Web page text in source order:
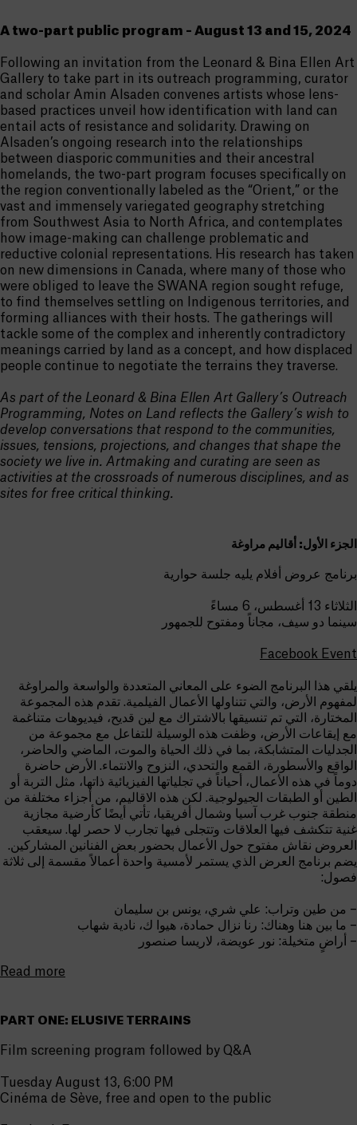
A two-part public program – August 13 and 15, 2024
Following an invitation from the Leonard & Bina Ellen Art
Gallery to take part in its outreach programming, curator
and scholar Amin Alsaden convenes artists whose lens-
based practices unveil how identification with land can
entail acts of resistance and solidarity. Drawing on
Alsaden’s ongoing research into the relationships
between diasporic communities and their ancestral
homelands, the two-part program focuses specifically on
the region conventionally labeled as the “Orient,” or the
vast and immensely variegated geography stretching
from Southwest Asia to North Africa, and contemplates
how image-making can challenge problematic and
reductive colonial representations. His research has taken
on new dimensions in Canada, where many of those who
were obliged to leave the SWANA region sought refuge,
to find themselves settling on Indigenous territories, and
forming alliances with their hosts. The gatherings will
tackle some of the complex and inherently contradictory
meanings carried by land as a concept, and how displaced
people continue to negotiate the terrains they traverse.
As part of the Leonard & Bina Ellen Art Gallery’s Outreach
Programming, Notes on Land reflects the Gallery’s wish to
develop conversations that respond to the communities,
issues, tensions, projections, and changes that shape the
society we live in. Artmaking and curating are seen as
activities at the crossroads of numerous disciplines, and as
sites for free critical thinking.
الجزء الأول: أقاليم مراوغة
برنامج عروض أفلام يليه جلسة حوارية
الثلاثاء 13 أغسطس، 6 مساءً
سينما دو سيف، مجاناً ومفتوح للجمهور
Facebook Event
يلقي هذا البرنامج الضوء على المعاني المتعددة والواسعة والمراوغة
لمفهوم الأرض، والتي تتناولها الأعمال الفيلمية. تقدم هذه المجموعة
المختارة، التي تم تنسيقها بالاشتراك مع لين قديح، فيديوهات متناغمة
مع إيقاعات الأرض، وظفت هذه الوسيلة للتفاعل مع مجموعة من
الجدليات المتشابكة، بما في ذلك الحياة والموت، الماضي والحاضر،
الواقع والأسطورة، القمع والتحدي، النزوح والانتماء. الأرض حاضرة
دوماً في هذه الأعمال، أحياناً في تجلياتها الفيزيائية ذاتها، مثل التربة أو
الطين أو الطبقات الجيولوجية. لكن هذه الاقاليم، من أجزاء مختلفة من
منطقة جنوب غرب آسيا وشمال أفريقيا، تأتي أيضًا كأرضية مجازية
غنية تتكشف فيها العلاقات وتتجلى فيها تجارب لا حصر لها. سيعقب
العروض نقاش مفتوح حول الأعمال بحضور بعض الفنانين المشاركين.
يضم برنامج العرض الذي يستمر لأمسية واحدة أعمالاً مقسمة إلى ثلاثة
فصول:
– من طين وتراب: علي شري، يونس بن سليمان
– ما بين هنا وهناك: رنا نزال حمادة، هيوا ك، نادية شهاب
– أراضٍ متخيلة: نور عويضة، لاريسا صنصور
Read more
PART ONE: ELUSIVE TERRAINS
Film screening program followed by Q&A
Tuesday August 13, 6:00 PM
Cinéma de Sève, free and open to the public